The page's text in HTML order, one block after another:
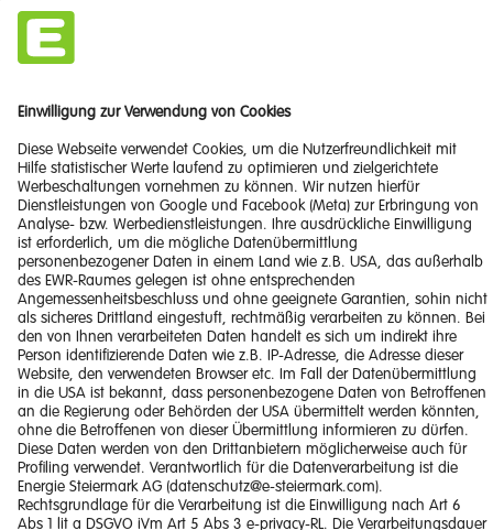
Impressum
Barrierefreiheitserklärung
Haftungsausschluss
Datenschutzerklärung
Downloads